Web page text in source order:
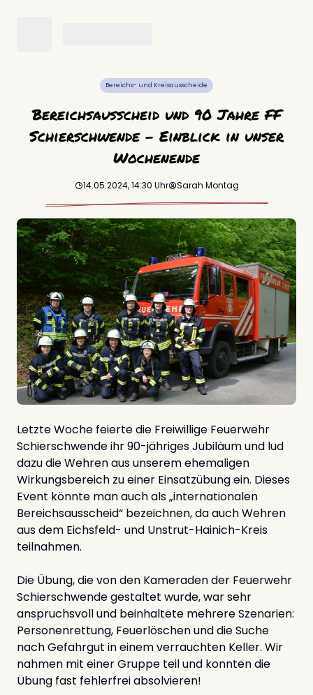
Bereichs- und Kreisausscheide
Bereichsausscheid und 90 Jahre FF
Schierschwende – Einblick in unser
Wochenende
14.05.2024, 14:30 Uhr Sarah Montag
Letzte Woche feierte die Freiwillige Feuerwehr
Schierschwende ihr 90-jähriges Jubiläum und lud
dazu die Wehren aus unserem ehemaligen
Wirkungsbereich zu einer Einsatzübung ein. Dieses
Event könnte man auch als „internationalen
Bereichsausscheid“ bezeichnen, da auch Wehren
aus dem Eichsfeld- und Unstrut-Hainich-Kreis
teilnahmen.
Die Übung, die von den Kameraden der Feuerwehr
Schierschwende gestaltet wurde, war sehr
anspruchsvoll und beinhaltete mehrere Szenarien:
Personenrettung, Feuerlöschen und die Suche
nach Gefahrgut in einem verrauchten Keller. Wir
nahmen mit einer Gruppe teil und konnten die
Übung fast fehlerfrei absolvieren!